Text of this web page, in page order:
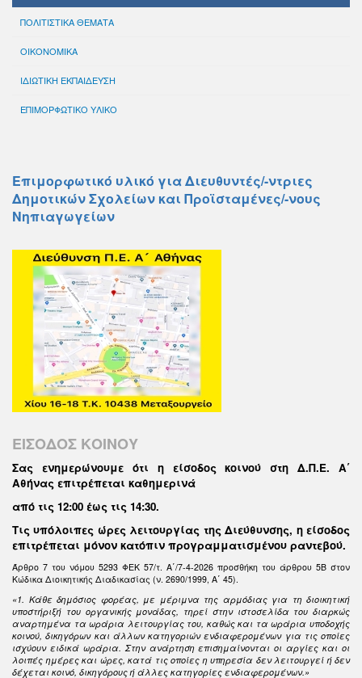
ΠΟΛΙΤΙΣΤΙΚΑ ΘΕΜΑΤΑ
ΟΙΚΟΝΟΜΙΚΑ
ΙΔΙΩΤΙΚΗ ΕΚΠΑΙΔΕΥΣΗ
ΕΠΙΜΟΡΦΩΤΙΚΟ ΥΛΙΚΟ
Επιμορφωτικό υλικό για Διευθυντές/-ντριες
Δημοτικών Σχολείων και Προϊσταμένες/-νους
Νηπιαγωγείων
ΕΙΣΟΔΟΣ ΚΟΙΝΟΥ
Σας ενημερώνουμε ότι η είσοδος κοινού στη Δ.Π.Ε. Α΄
Αθήνας επιτρέπεται καθημερινά
από τις 12:00 έως τις 14:30.
Τις υπόλοιπες ώρες λειτουργίας της Διεύθυνσης, η είσοδος
επιτρέπεται μόνον κατόπιν προγραμματισμένου ραντεβού.
Άρθρο 7 του νόμου 5293 ΦΕΚ 57/τ. Α΄/7-4-2026 προσθήκη του άρθρου 5Β στον
Κώδικα Διοικητικής Διαδικασίας (ν. 2690/1999, Α΄ 45).
«1. Κάθε δημόσιος φορέας, με μέριμνα της αρμόδιας για τη διοικητική
υποστήριξή του οργανικής μονάδας, τηρεί στην ιστοσελίδα του διαρκώς
αναρτημένα τα ωράρια λειτουργίας του, καθώς και τα ωράρια υποδοχής
κοινού, δικηγόρων και άλλων κατηγοριών ενδιαφερομένων για τις οποίες
ισχύουν ειδικά ωράρια. Στην ανάρτηση επισημαίνονται οι αργίες και οι
λοιπές ημέρες και ώρες, κατά τις οποίες η υπηρεσία δεν λειτουργεί ή δεν
δέχεται κοινό, δικηγόρους ή άλλες κατηγορίες ενδιαφερομένων.»